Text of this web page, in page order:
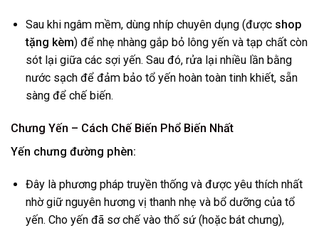
Sau khi ngâm mềm, dùng nhíp chuyên dụng (được shop
tặng kèm) để nhẹ nhàng gắp bỏ lông yến và tạp chất còn
sót lại giữa các sợi yến. Sau đó, rửa lại nhiều lần bằng
nước sạch để đảm bảo tổ yến hoàn toàn tinh khiết, sẵn
sàng để chế biến.
Chưng Yến – Cách Chế Biến Phổ Biến Nhất
Yến chưng đường phèn:
Đây là phương pháp truyền thống và được yêu thích nhất
nhờ giữ nguyên hương vị thanh nhẹ và bổ dưỡng của tổ
yến. Cho yến đã sơ chế vào thố sứ (hoặc bát chưng),